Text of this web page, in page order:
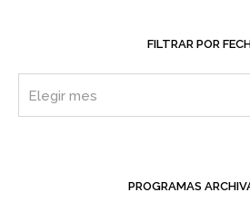
FILTRAR POR
PROGRAMAS